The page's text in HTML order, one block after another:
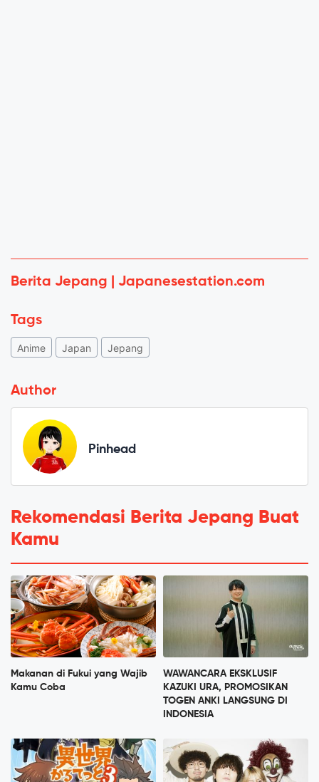
Berita Jepang | Japanesestation.com
Tags
Anime Japan Jepang
Author
Pinhead
Rekomendasi Berita Jepang Buat
Kamu
Makanan di Fukui yang Wajib
Kamu Coba
WAWANCARA EKSKLUSIF
KAZUKI URA, PROMOSIKAN
TOGEN ANKI LANGSUNG DI
INDONESIA